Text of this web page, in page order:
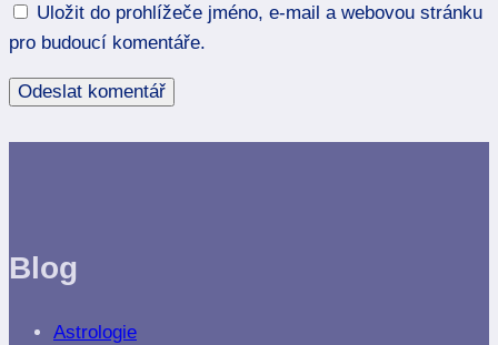
Uložit do prohlížeče jméno, e-mail a webovou stránku
pro budoucí komentáře.
Blog
Astrologie